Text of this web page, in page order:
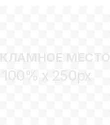
МЕСТО
100% x 250px